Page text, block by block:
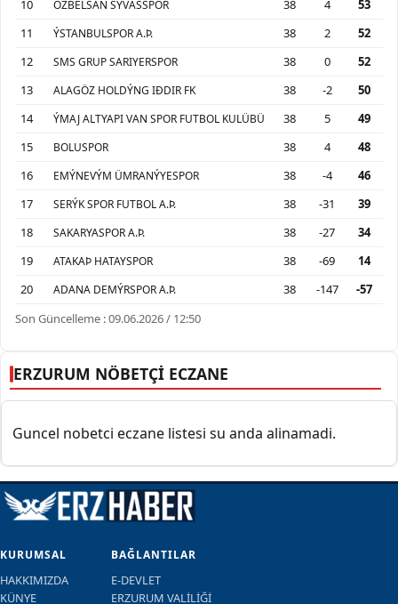
10
ÖZBELSAN SÝVASSPOR 38 4
53
11
ÝSTANBULSPOR A.Þ. 38 2
52
12
SMS GRUP SARIYERSPOR 38 0
52
13
ALAGÖZ HOLDÝNG IÐDIR FK 38 -2
50
14
ÝMAJ ALTYAPI VAN SPOR FUTBOL KULÜBÜ 38 5
49
15
BOLUSPOR 38 4
48
16
EMÝNEVÝM ÜMRANÝYESPOR 38 -4
46
17
SERÝK SPOR FUTBOL A.Þ. 38 -31
39
18
SAKARYASPOR A.Þ. 38 -27
34
19
ATAKAÞ HATAYSPOR 38 -69
14
20
ADANA DEMÝRSPOR A.Þ. 38 -147
-57
Son Güncelleme : 09.06.2026 / 12:50
ERZURUM NÖBETÇİ ECZANE
Guncel nobetci eczane listesi su anda alinamadi.
KURUMSAL
HAKKIMIZDA
KÜNYE
BAĞLANTILAR
E-DEVLET
ERZURUM VALİLİĞİ